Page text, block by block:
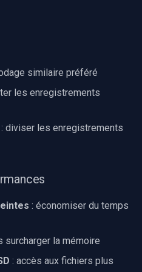
similaire préféré
les enregistrements
: diviser les enregistrements
: économiser du temps
surcharger la mémoire
: accès aux fichiers plus